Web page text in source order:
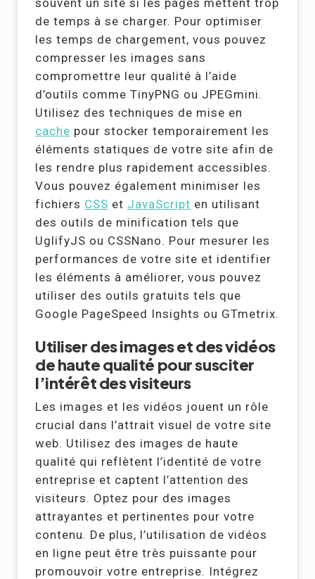
de temps à se charger. Pour optimiser
les temps de chargement, vous pouvez
compresser les images sans
compromettre leur qualité à l’aide
d’outils comme TinyPNG ou JPEGmini.
Utilisez des techniques de mise en
cache pour stocker temporairement les
éléments statiques de votre site afin de
les rendre plus rapidement accessibles.
Vous pouvez également minimiser les
fichiers CSS et JavaScript en utilisant
des outils de minification tels que
UglifyJS ou CSSNano. Pour mesurer les
performances de votre site et identifier
les éléments à améliorer, vous pouvez
utiliser des outils gratuits tels que
Google PageSpeed Insights ou GTmetrix.
Utiliser des images et des vidéos
de haute qualité pour susciter
l’intérêt des visiteurs
Les images et les vidéos jouent un rôle
crucial dans l’attrait visuel de votre site
web. Utilisez des images de haute
qualité qui reflètent l’identité de votre
entreprise et captent l’attention des
visiteurs. Optez pour des images
attrayantes et pertinentes pour votre
contenu. De plus, l’utilisation de vidéos
en ligne peut être très puissante pour
promouvoir votre entreprise. Intégrez